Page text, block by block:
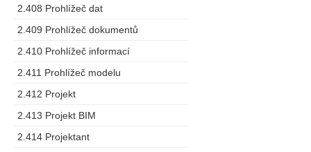
2.408 Prohlížeč dat
2.409 Prohlížeč dokumentů
2.410 Prohlížeč informací
2.411 Prohlížeč modelu
2.412 Projekt
2.413 Projekt BIM
2.414 Projektant